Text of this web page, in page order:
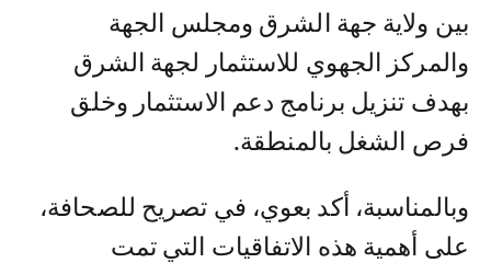
بين ولاية جهة الشرق ومجلس الجهة
والمركز الجهوي للاستثمار لجهة الشرق
بهدف تنزيل برنامج دعم الاستثمار وخلق
فرص الشغل بالمنطقة.
وبالمناسبة، أكد بعوي، في تصريح للصحافة،
على أهمية هذه الاتفاقيات التي تمت